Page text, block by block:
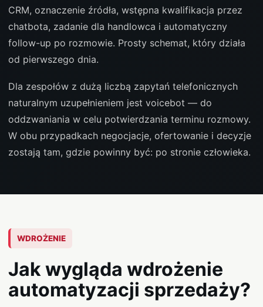
CRM, oznaczenie źródła, wstępna kwalifikacja przez
chatbota, zadanie dla handlowca i automatyczny
follow-up po rozmowie. Prosty schemat, który działa
od pierwszego dnia.
Dla zespołów z dużą liczbą zapytań telefonicznych
naturalnym uzupełnieniem jest voicebot — do
oddzwaniania w celu potwierdzania terminu rozmowy.
W obu przypadkach negocjacje, ofertowanie i decyzje
zostają tam, gdzie powinny być: po stronie człowieka.
WDROŻENIE
Jak wygląda wdrożenie
automatyzacji sprzedaży?